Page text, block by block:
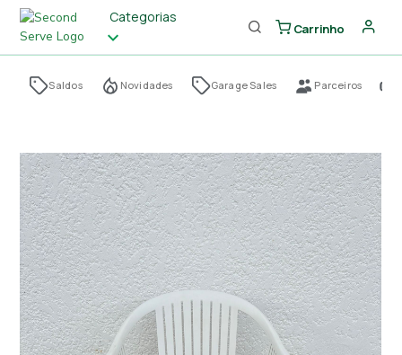
Categorias
Carrinho
Saldos Novidades Garage Sales Parceiros